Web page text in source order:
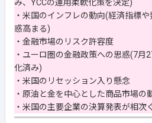
み、YCCの運用柔軟化策を決定)
・米国のインフレの動向(経済指標
惑高まる)
・金融市場のリスク許容度
・ユーロ圏の金融政策への思惑(7月
化済み)
・米国のリセッション入り懸念
・原油と金を中心とした商品市場の
・米国の主要企業の決算発表が相次